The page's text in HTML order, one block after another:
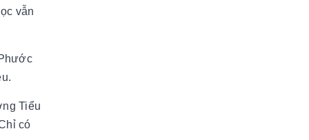
vẫn
Tiểu
có